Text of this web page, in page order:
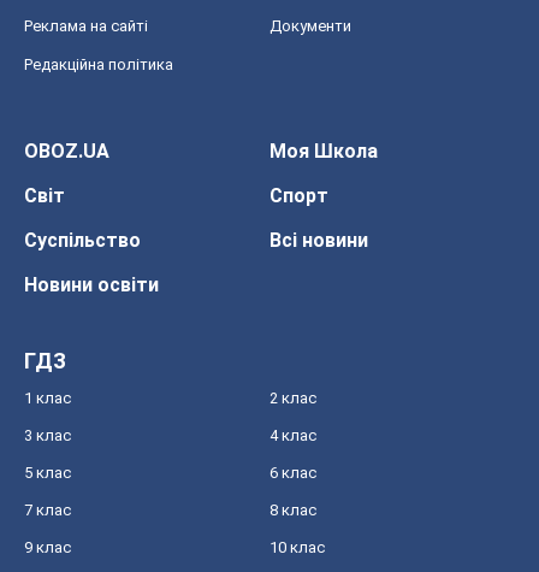
Реклама на сайті Документи
Редакційна політика
OBOZ.UA
Моя Школа
Світ
Спорт
Суспільство
Всі новини
Новини освіти
ГДЗ
1 клас 2 клас
3 клас 4 клас
5 клас 6 клас
7 клас 8 клас
9 клас 10 клас